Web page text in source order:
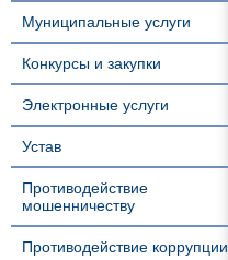
Муниципальные услуги
Конкурсы и закупки
Электронные услуги
Устав
Противодействие
мошенничеству
Противодействие коррупции